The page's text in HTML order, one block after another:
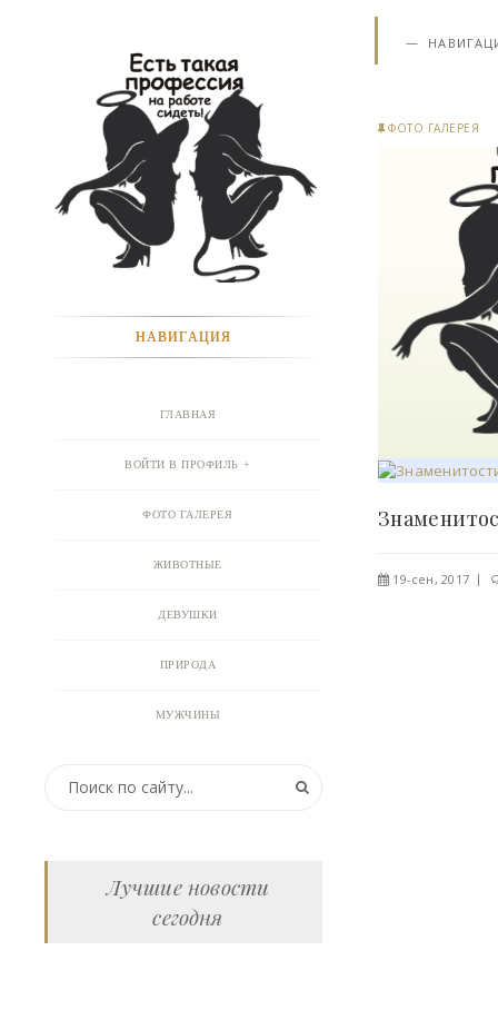
ФОТО ГАЛЕРЕЯ
19-сен, 2017
НАВИГАЦИЯ
ГЛАВНАЯ
ВОЙТИ В ПРОФИЛЬ
ФОТО ГАЛЕРЕЯ
ЖИВОТНЫЕ
ДЕВУШКИ
ПРИРОДА
МУЖЧИНЫ
ОТКРЫТКИ
Лучшие новости
сегодня